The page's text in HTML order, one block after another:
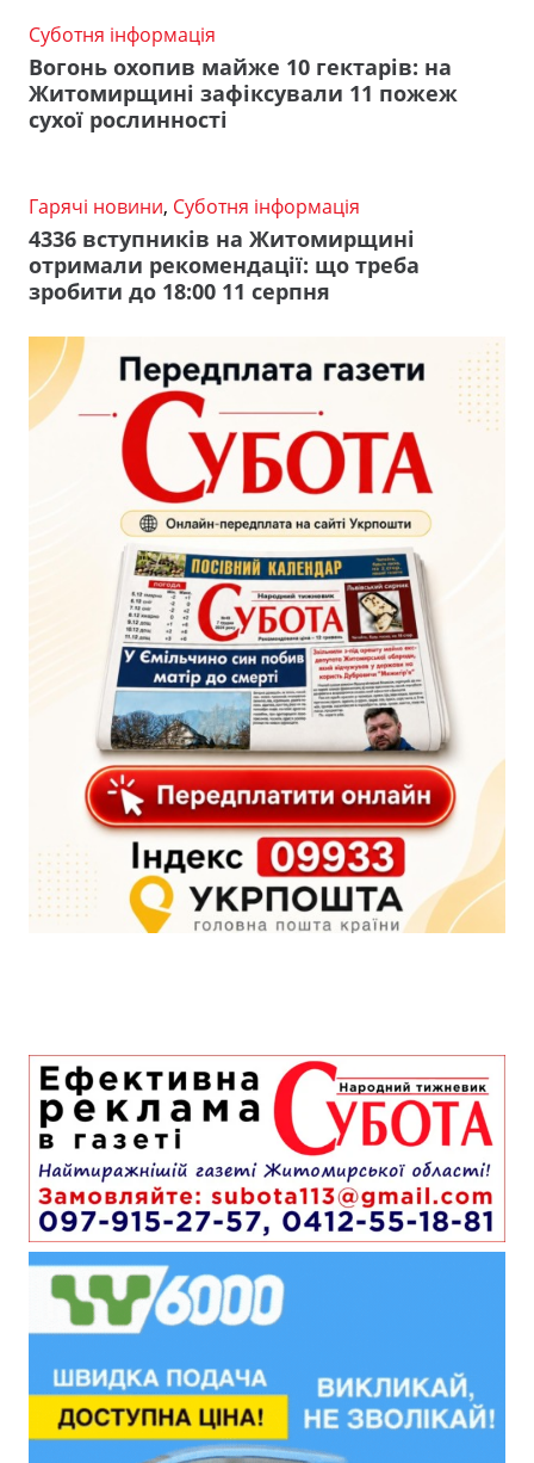
Суботня інформація
Вогонь охопив майже 10 гектарів: на
Житомирщині зафіксували 11 пожеж
сухої рослинності
Гарячі новини, Суботня інформація
4336 вступників на Житомирщині
отримали рекомендації: що треба
зробити до 18:00 11 серпня